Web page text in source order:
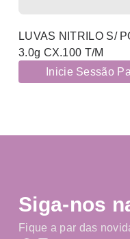
LUVAS NITRILO S/
3.0g CX.100 T/M
Inicie Sessão
Siga-nos
Fique a par das